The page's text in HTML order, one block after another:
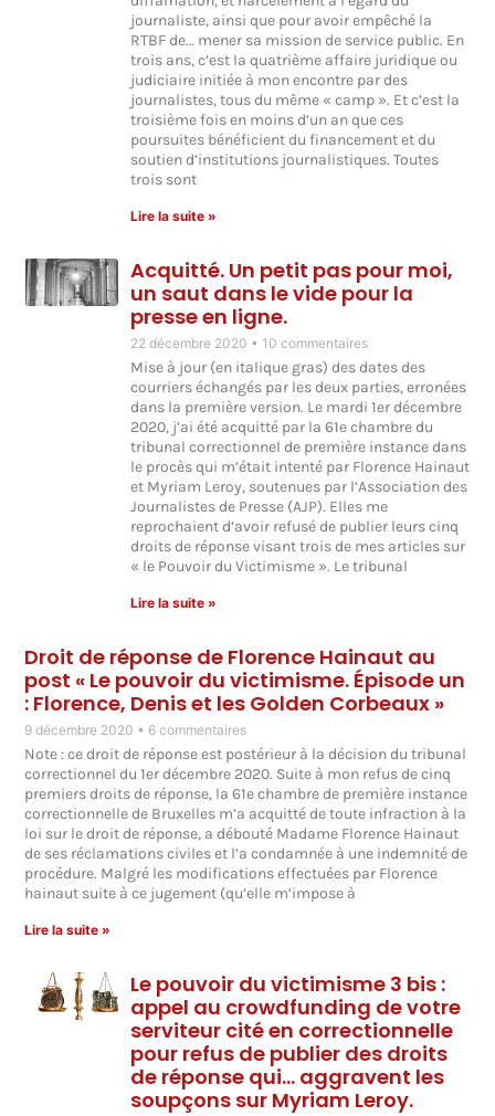
journaliste, ainsi que pour avoir empêché la
RTBF de… mener sa mission de service public. En
trois ans, c’est la quatrième affaire juridique ou
judiciaire initiée à mon encontre par des
journalistes, tous du même « camp ». Et c’est la
troisième fois en moins d’un an que ces
poursuites bénéficient du financement et du
soutien d’institutions journalistiques. Toutes
trois sont
Lire la suite »
Acquitté. Un petit pas pour moi,
un saut dans le vide pour la
presse en ligne.
22 décembre 2020 10 commentaires
Mise à jour (en italique gras) des dates des
courriers échangés par les deux parties, erronées
dans la première version. Le mardi 1er décembre
2020, j’ai été acquitté par la 61e chambre du
tribunal correctionnel de première instance dans
le procès qui m’était intenté par Florence Hainaut
et Myriam Leroy, soutenues par l’Association des
Journalistes de Presse (AJP). Elles me
reprochaient d’avoir refusé de publier leurs cinq
droits de réponse visant trois de mes articles sur
« le Pouvoir du Victimisme ». Le tribunal
Lire la suite »
Droit de réponse de Florence Hainaut au
post « Le pouvoir du victimisme. Épisode un
: Florence, Denis et les Golden Corbeaux »
9 décembre 2020 6 commentaires
Note : ce droit de réponse est postérieur à la décision du tribunal
correctionnel du 1er décembre 2020. Suite à mon refus de cinq
premiers droits de réponse, la 61e chambre de première instance
correctionnelle de Bruxelles m’a acquitté de toute infraction à la
loi sur le droit de réponse, a débouté Madame Florence Hainaut
de ses réclamations civiles et l’a condamnée à une indemnité de
procédure. Malgré les modifications effectuées par Florence
hainaut suite à ce jugement (qu’elle m’impose à
Lire la suite »
Le pouvoir du victimisme 3 bis :
appel au crowdfunding de votre
serviteur cité en correctionnelle
pour refus de publier des droits
de réponse qui… aggravent les
soupçons sur Myriam Leroy.